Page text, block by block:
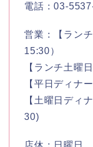
電話：03-
営業：【ラン
15:30）
【ランチ土曜
【平日ディナ
【土曜日ディ
30)
店休：日曜日